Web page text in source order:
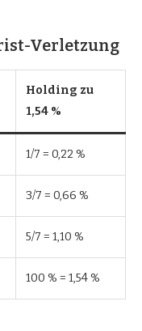
Verletzung
Holding zu
1,54 %
1/7 = 0,22 %
3/7 = 0,66 %
5/7 = 1,10 %
100 % = 1,54 %